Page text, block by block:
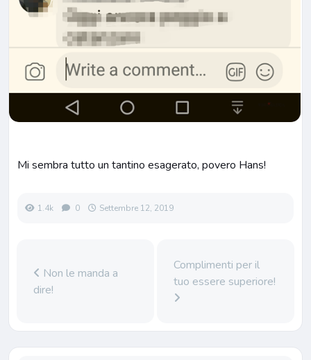
Mi sembra tutto un tantino esagerato, povero Hans!
1.4k 0 Settembre 12, 2019
Non le manda a
dire!
Complimenti per il
tuo essere superiore!